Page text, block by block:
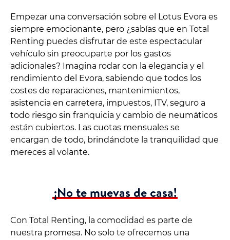
Empezar una conversación sobre el Lotus Evora es
siempre emocionante, pero ¿sabías que en Total
Renting puedes disfrutar de este espectacular
vehículo sin preocuparte por los gastos
adicionales? Imagina rodar con la elegancia y el
rendimiento del Evora, sabiendo que todos los
costes de reparaciones, mantenimientos,
asistencia en carretera, impuestos, ITV, seguro a
todo riesgo sin franquicia y cambio de neumáticos
están cubiertos. Las cuotas mensuales se
encargan de todo, brindándote la tranquilidad que
mereces al volante.
¡No te muevas de casa!
Con Total Renting, la comodidad es parte de
nuestra promesa. No solo te ofrecemos una